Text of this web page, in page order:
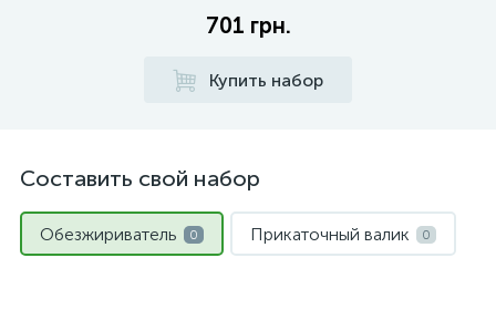
701 грн.
Купить набор
Составить свой набор
Обезжириватель 0 Прикаточный валик 0